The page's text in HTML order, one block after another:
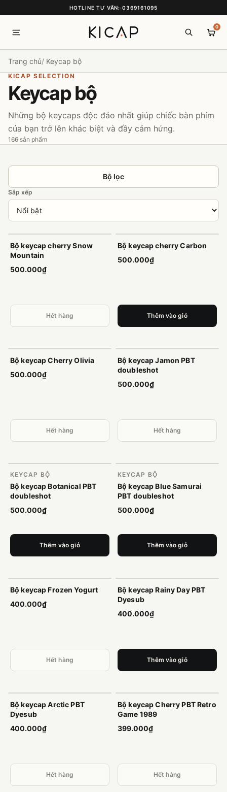
HOTLINE TƯ VẤN:·0369161095
0
Trang chủ Keycap bộ
KICAP SELECTION
Keycap bộ
Những bộ keycaps độc đáo nhất giúp chiếc bàn phím
của bạn trở lên khác biệt và đầy cảm hứng.
166 sản phẩm
Bộ lọc
Sắp xếp
Hết hàng
Bộ keycap cherry Snow
Mountain
500.000₫
Hết hàng
Bộ keycap cherry Carbon
500.000₫
Thêm vào giỏ
Hết hàng
Bộ keycap Cherry Olivia
500.000₫
Hết hàng
Hết hàng
Bộ keycap Jamon PBT
doubleshot
500.000₫
Hết hàng
KEYCAP BỘ
Bộ keycap Botanical PBT
doubleshot
500.000₫
Thêm vào giỏ
KEYCAP BỘ
Bộ keycap Blue Samurai
PBT doubleshot
500.000₫
Thêm vào giỏ
Hết hàng
Bộ keycap Frozen Yogurt
400.000₫
Hết hàng
Bộ keycap Rainy Day PBT
Dyesub
400.000₫
Thêm vào giỏ
Hết hàng
Bộ keycap Arctic PBT
Dyesub
400.000₫
Hết hàng
Hết hàng
Bộ keycap Cherry PBT Retro
Game 1989
399.000₫
Hết hàng